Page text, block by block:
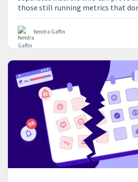
those still running metrics that
Kendra Gaffin